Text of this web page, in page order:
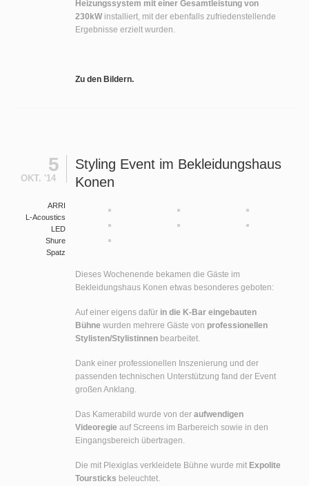
Heizungssystem mit einer Gesamtleistung von
230kW installiert, mit der ebenfalls zufriedenstellende
Ergebnisse erzielt wurden.
Zu den Bildern.
5
OKT. '14
ARRI
L-Acoustics
LED
Shure
Spatz
Styling Event im Bekleidungshaus
Konen
Dieses Wochenende bekamen die Gäste im
Bekleidungshaus Konen etwas besonderes geboten:
Auf einer eigens dafür in die K-Bar eingebauten
Bühne wurden mehrere Gäste von professionellen
Stylisten/Stylistinnen bearbeitet.
Dank einer professionellen Inszenierung und der
passenden technischen Unterstützung fand der Event
großen Anklang.
Das Kamerabild wurde von deraufwendigen
Videoregie auf Screens im Barbereich sowie in den
Eingangsbereich übertragen.
Die mit Plexiglas verkleidete Bühne wurde mit Expolite
Toursticks beleuchtet.